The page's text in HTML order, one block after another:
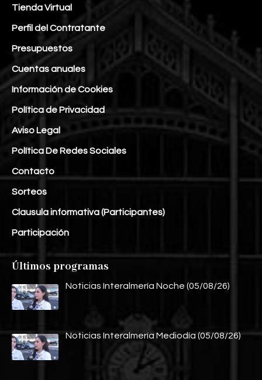
Tienda Virtual
Perfil del Contratante
Presupuestos
Cuentas anuales
Información de Cookies
Política de Privacidad
Aviso Legal
Política De Redes Sociales
Contacto
Sorteos
Clausula informativa (Participantes)
Participación
Últimos programas
Noticias Interalmería Noche (05/08/26)
Noticias Interalmería Mediodía (05/08/26)